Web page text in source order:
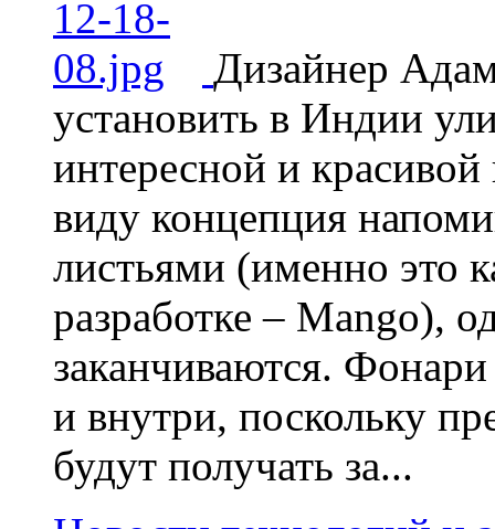
Дизайнер
установить в Индии
интересной и
виду концепция
листьями (именно это
разработке – Mango),
заканчиваются.
и внутри, поскольку
будут получать за...